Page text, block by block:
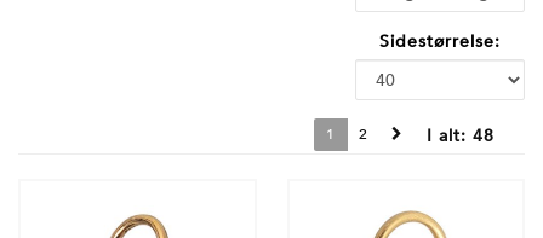
Sidestørrelse:
1 2 I alt: 48